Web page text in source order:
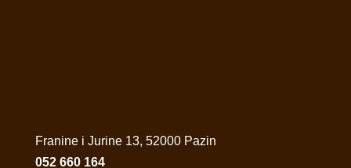
Franine i Jurine 13, 52000 Pazin
052 660 164